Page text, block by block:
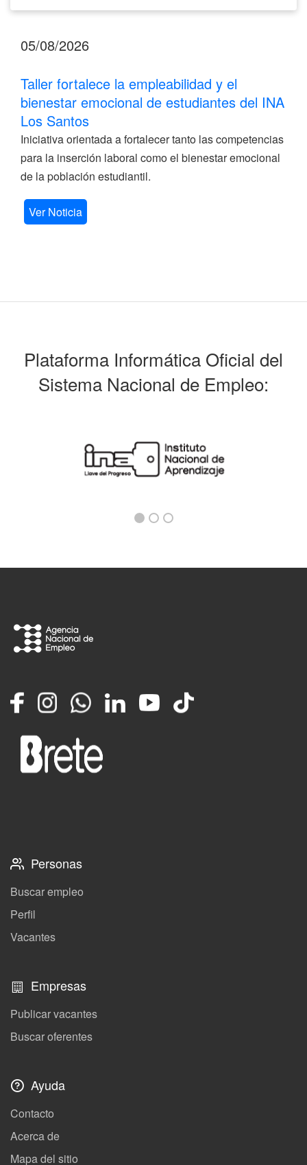
05/08/2026
Taller fortalece la empleabilidad y el
bienestar emocional de estudiantes del INA
Los Santos
Iniciativa orientada a fortalecer tanto las competencias
para la inserción laboral como el bienestar emocional
de la población estudiantil.
Ver Noticia
Plataforma Informática Oficial del
Sistema Nacional de Empleo:
FacebookInstagramWhatsappLinkedInYouTube
TikTok
Personas
Buscar empleo
Perfil
Vacantes
Empresas
Publicar vacantes
Buscar oferentes
Ayuda
Contacto
Acerca de
Mapa del sitio